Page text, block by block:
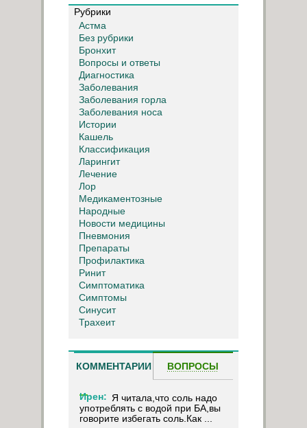
Рубрики
Астма
Без рубрики
Бронхит
Вопросы и ответы
Диагностика
Заболевания
Заболевания горла
Заболевания носа
Истории
Кашель
Классификация
Ларингит
Лечение
Лор
Медикаментозные
Народные
Новости медицины
Пневмония
Препараты
Профилактика
Ринит
Симптоматика
Симптомы
Синусит
Трахеит
КОММЕНТАРИИ ВОПРОСЫ
Ирен: Я читала,что соль надо
употреблять с водой при БА,вы
говорите избегать соль.Как ...